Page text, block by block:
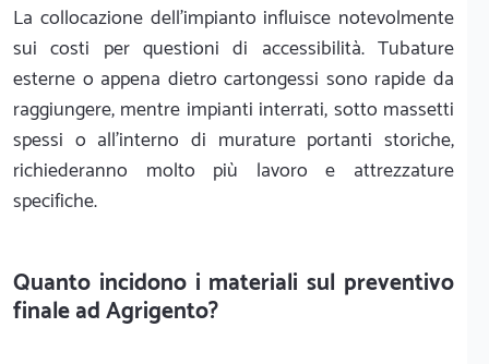
La collocazione dell'impianto influisce notevolmente
sui costi per questioni di accessibilità. Tubature
esterne o appena dietro cartongessi sono rapide da
raggiungere, mentre impianti interrati, sotto massetti
spessi o all'interno di murature portanti storiche,
richiederanno molto più lavoro e attrezzature
specifiche.
Quanto incidono i materiali sul preventivo
finale ad Agrigento?